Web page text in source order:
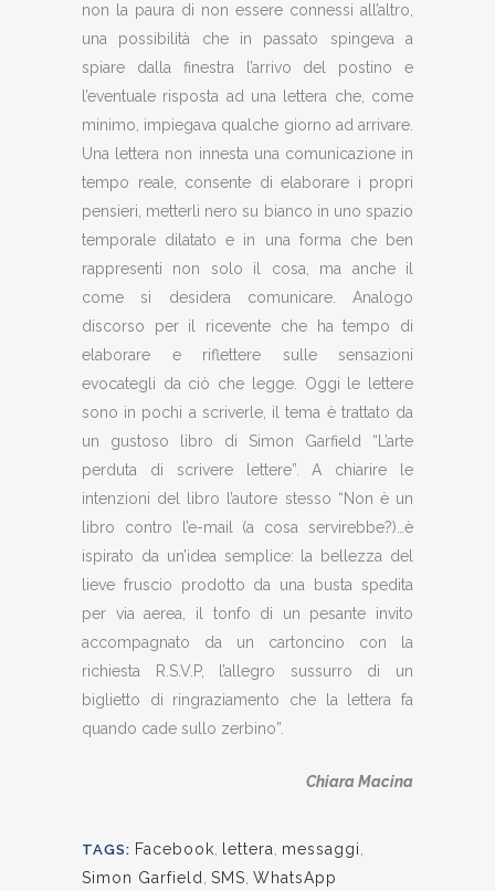
non la paura di non essere connessi all’altro,
una possibilità che in passato spingeva a
spiare dalla finestra l’arrivo del postino e
l’eventuale risposta ad una lettera che, come
minimo, impiegava qualche giorno ad arrivare.
Una lettera non innesta una comunicazione in
tempo reale, consente di elaborare i propri
pensieri, metterli nero su bianco in uno spazio
temporale dilatato e in una forma che ben
rappresenti non solo il cosa, ma anche il
come si desidera comunicare. Analogo
discorso per il ricevente che ha tempo di
elaborare e riflettere sulle sensazioni
evocategli da ciò che legge. Oggi le lettere
sono in pochi a scriverle, il tema è trattato da
un gustoso libro di Simon Garfield “L’arte
perduta di scrivere lettere”. A chiarire le
intenzioni del libro l’autore stesso “Non è un
libro contro l’e-mail (a cosa servirebbe?)…è
ispirato da un’idea semplice: la bellezza del
lieve fruscio prodotto da una busta spedita
per via aerea, il tonfo di un pesante invito
accompagnato da un cartoncino con la
richiesta R.S.V.P, l’allegro sussurro di un
biglietto di ringraziamento che la lettera fa
quando cade sullo zerbino”.
Chiara Macina
TAGS: Facebook lettera messaggi
Simon Garfield
SMS WhatsApp